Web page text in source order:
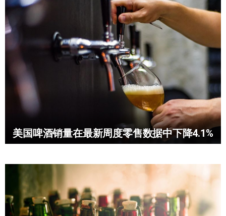
美国啤酒销量在最新周度零售数据中下降4.1%